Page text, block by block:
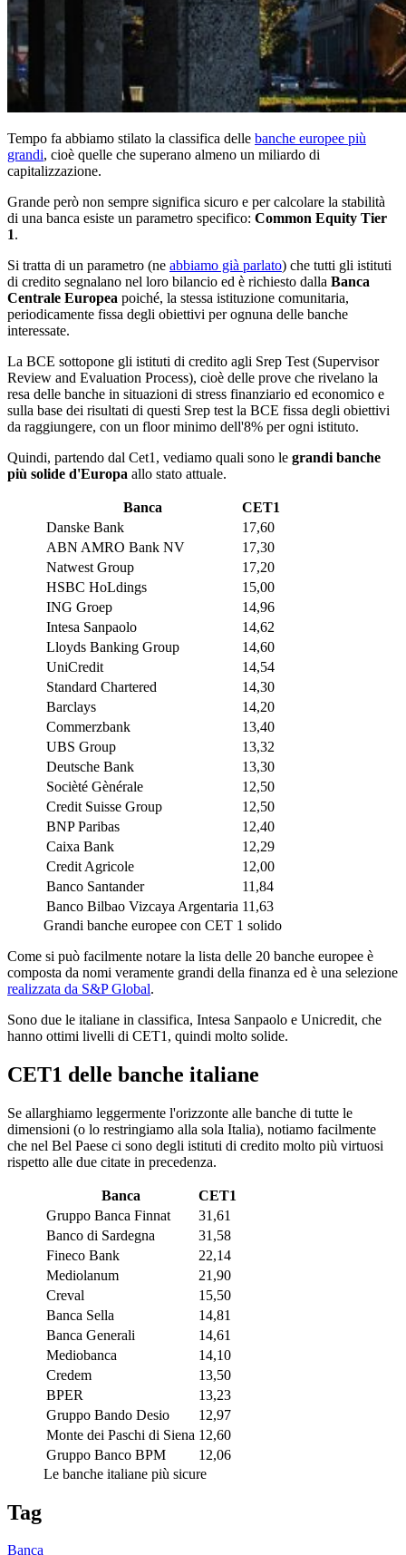
Tempo fa abbiamo stilato la classifica delle banche europee più
grandi, cioè quelle che superano almeno un miliardo di
capitalizzazione.
Grande però non sempre significa sicuro e per calcolare la stabilità
di una banca esiste un parametro specifico: Common Equity Tier
1.
Si tratta di un parametro (ne abbiamo già parlato) che tutti gli istituti
di credito segnalano nel loro bilancio ed è richiesto dalla Banca
Centrale Europea poiché, la stessa istituzione comunitaria,
periodicamente fissa degli obiettivi per ognuna delle banche
interessate.
La BCE sottopone gli istituti di credito agli Srep Test (Supervisor
Review and Evaluation Process), cioè delle prove che rivelano la
resa delle banche in situazioni di stress finanziario ed economico e
sulla base dei risultati di questi Srep test la BCE fissa degli obiettivi
da raggiungere, con un floor minimo dell'8% per ogni istituto.
Quindi, partendo dal Cet1, vediamo quali sono le grandi banche
più solide d'Europa allo stato attuale.
Banca
CET1
Danske Bank
17,60
ABN AMRO Bank NV
17,30
Natwest Group
17,20
HSBC HoLdings
15,00
ING Groep
14,96
Intesa Sanpaolo
14,62
Lloyds Banking Group
14,60
UniCredit
14,54
Standard Chartered
14,30
Barclays
14,20
Commerzbank
13,40
UBS Group
13,32
Deutsche Bank
13,30
Socièté Gènérale
12,50
Credit Suisse Group
12,50
BNP Paribas
12,40
Caixa Bank
12,29
Credit Agricole
12,00
Banco Santander
11,84
Banco Bilbao Vizcaya Argentaria 11,63
Grandi banche europee con CET 1 solido
Come si può facilmente notare la lista delle 20 banche europee è
composta da nomi veramente grandi della finanza ed è una selezione
realizzata da S&P Global.
Sono due le italiane in classifica, Intesa Sanpaolo e Unicredit, che
hanno ottimi livelli di CET1, quindi molto solide.
CET1 delle banche italiane
Se allarghiamo leggermente l'orizzonte alle banche di tutte le
dimensioni (o lo restringiamo alla sola Italia), notiamo facilmente
che nel Bel Paese ci sono degli istituti di credito molto più virtuosi
rispetto alle due citate in precedenza.
Banca
CET1
Gruppo Banca Finnat
31,61
Banco di Sardegna
31,58
Fineco Bank
22,14
Mediolanum
21,90
Creval
15,50
Banca Sella
14,81
Banca Generali
14,61
Mediobanca
14,10
Credem
13,50
BPER
13,23
Gruppo Bando Desio
12,97
Monte dei Paschi di Siena 12,60
Gruppo Banco BPM
12,06
Le banche italiane più sicure
Tag
Banca